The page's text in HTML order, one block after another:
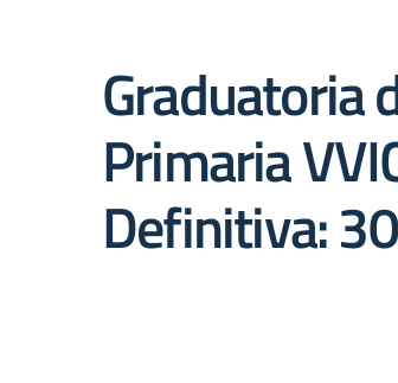
Graduatoria
Primaria
Definitiva: